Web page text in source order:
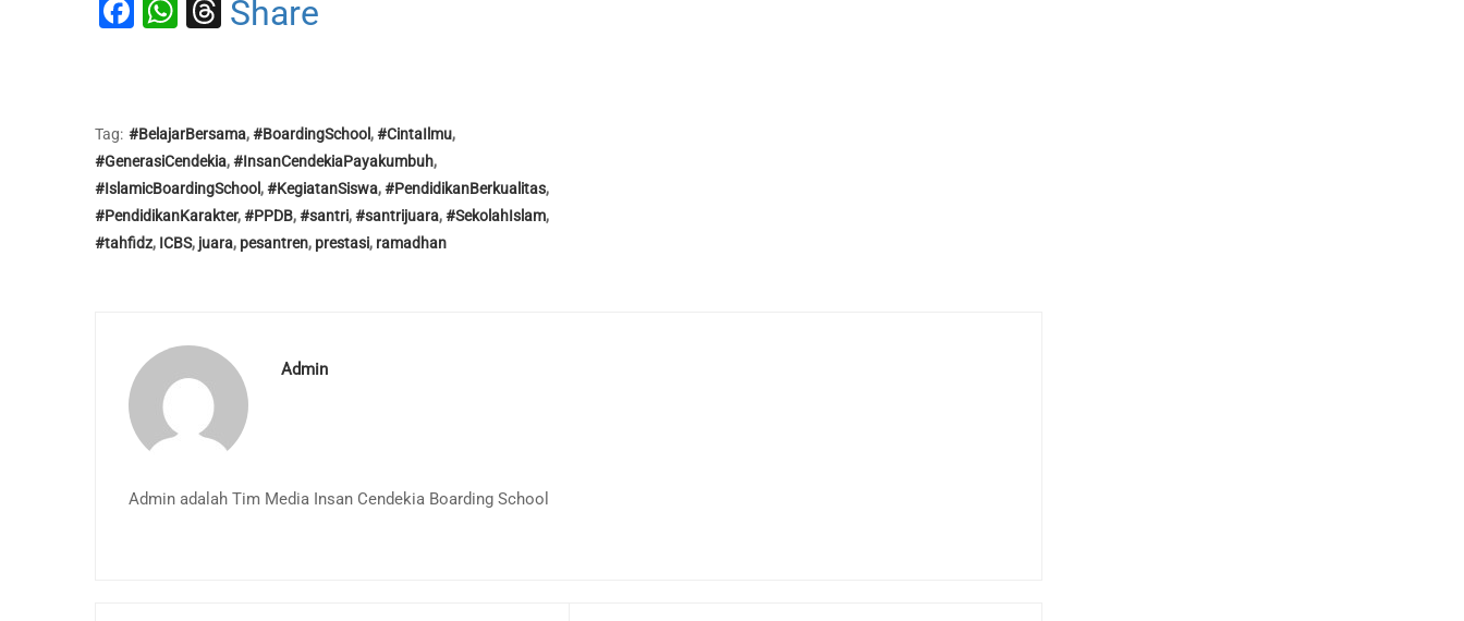
Facebook
WhatsApp
Threads
Share
Tag: #BelajarBersama,#BoardingSchool,#CintaIlmu,
#GenerasiCendekia,#InsanCendekiaPayakumbuh,
#IslamicBoardingSchool,#KegiatanSiswa,#PendidikanBerkualitas,
#PendidikanKarakter,#PPDB,#santri,#santrijuara,#SekolahIslam,
#tahfidz, ICBS, juara, pesantren, prestasi, ramadhan
Admin
Admin adalah Tim Media Insan Cendekia Boarding School